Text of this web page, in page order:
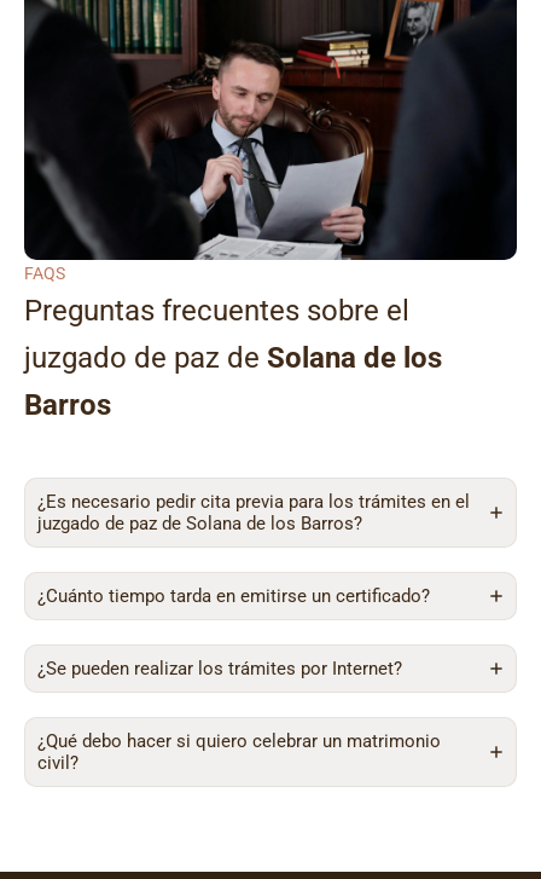
FAQS
Preguntas frecuentes sobre el
juzgado de paz de Solana de los
Barros
¿Es necesario pedir cita previa para los trámites en el
juzgado de paz de Solana de los Barros?
¿Cuánto tiempo tarda en emitirse un certificado?
¿Se pueden realizar los trámites por Internet?
¿Qué debo hacer si quiero celebrar un matrimonio
civil?